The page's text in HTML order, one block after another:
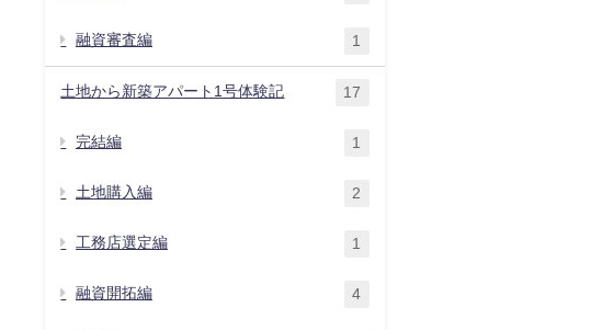
融資審査編 1
土地から新築アパート1号体験記 17
完結編 1
土地購入編 2
工務店選定編 1
融資開拓編 4